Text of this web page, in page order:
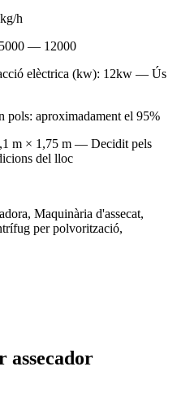
h
— 12000
elèctrica (kw): 12kw — Ús
pols: aproximadament el 95%
m × 1,75 m — Decidit pels
del lloc
Maquinària d'assecat,
per polvorització,
assecador